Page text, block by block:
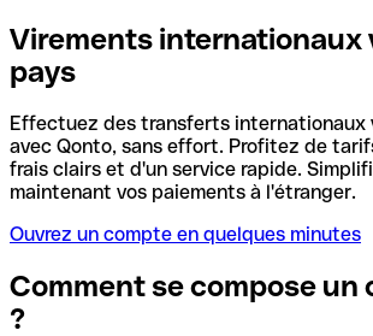
Virements internationaux
pays
Effectuez des transferts internationaux
avec Qonto, sans effort. Profitez de
frais clairs et d'un service rapide.
maintenant vos paiements à l'étranger.
Ouvrez un compte en quelques minutes
Comment se compose un
?